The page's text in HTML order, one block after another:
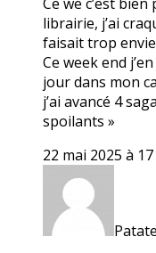
librairie, j’ai
faisait trop
Ce week end
jour dans mon
j’ai avancé 4
spoilants »
22 mai 2025 à